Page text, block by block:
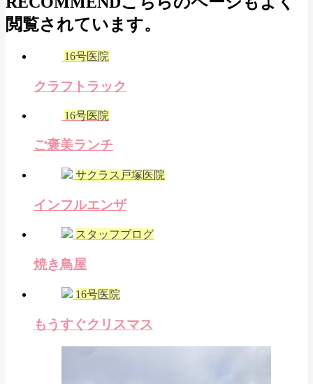
閲覧されています。
16号医院
クラフトラック
16号医院
ご褒美ランチ
サクラス戸塚医院
インフルエンザ
スタッフブログ
焼き鳥屋
16号医院
もうすぐクリスマス